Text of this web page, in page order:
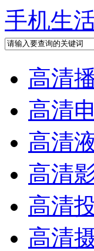
手机生
高清
高清
高清
高清
高清
高清